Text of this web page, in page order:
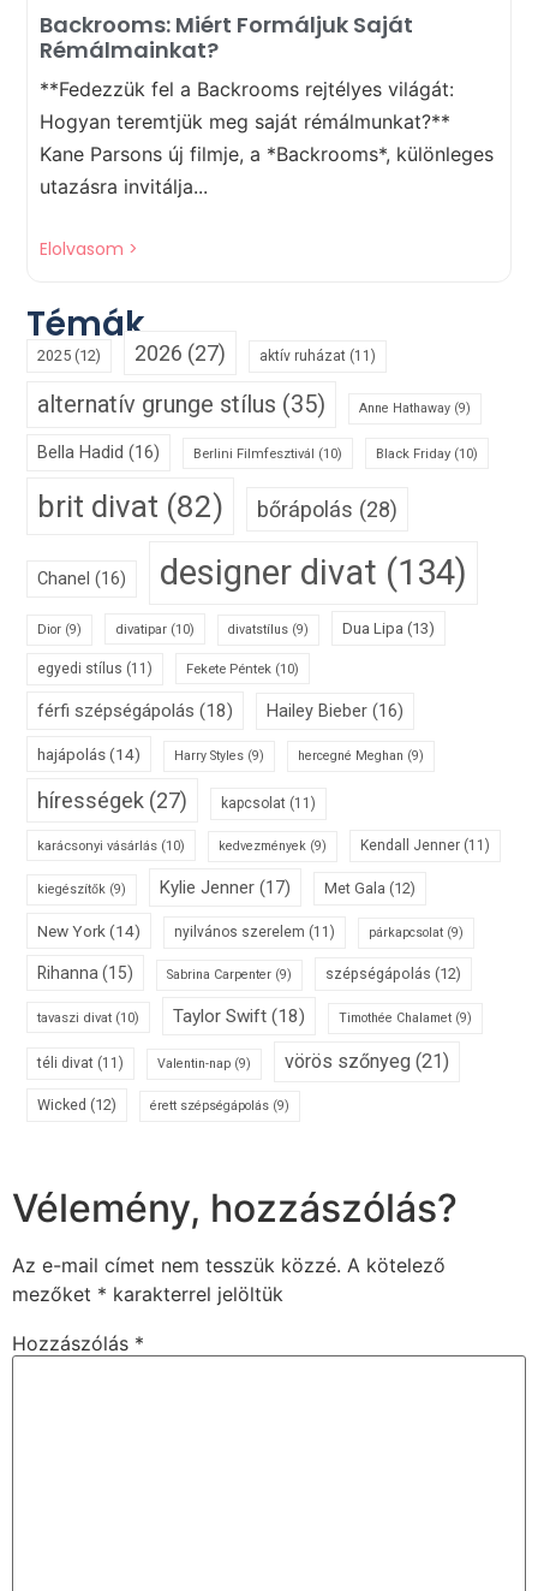
Backrooms: Miért Formáljuk Saját
Rémálmainkat?
**Fedezzük fel a Backrooms rejtélyes világát:
Hogyan teremtjük meg saját rémálmunkat?**
Kane Parsons új filmje, a *Backrooms*, különleges
utazásra invitálja...
Elolvasom >
Témák
2025 (12) 2026 (27) aktív ruházat (11)
alternatív grunge stílus (35) Anne Hathaway (9)
Bella Hadid (16) Berlini Filmfesztivál (10) Black Friday (10)
brit divat (82) bőrápolás (28)
Chanel (16) designer divat (134)
Dior (9) divatipar (10) divatstílus (9) Dua Lipa (13)
egyedi stílus (11) Fekete Péntek (10)
férfi szépségápolás (18) Hailey Bieber (16)
hajápolás(14) Harry Styles (9) hercegné Meghan (9)
hírességek (27) kapcsolat (11)
karácsonyi vásárlás (10) kedvezmények (9) Kendall Jenner (11)
kiegészítők (9) Kylie Jenner (17) Met Gala (12)
New York(14) nyilvános szerelem (11) párkapcsolat (9)
Rihanna(15) Sabrina Carpenter (9) szépségápolás (12)
tavaszi divat (10) Taylor Swift (18) Timothée Chalamet (9)
téli divat (11) Valentin-nap (9) vörös szőnyeg (21)
Wicked (12) érett szépségápolás (9)
Vélemény, hozzászólás?
Az e-mail címet nem tesszük közzé. A kötelező
mezőket * karakterrel jelöltük
Hozzászólás *